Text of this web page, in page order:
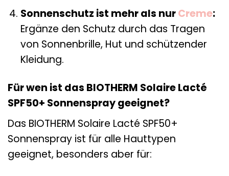
Sonnenschutz ist mehr als nurCreme:
Ergänze den Schutz durch das Tragen
von Sonnenbrille, Hut und schützender
Kleidung.
Für wen ist das BIOTHERM Solaire Lacté
SPF50+ Sonnenspray geeignet?
Das BIOTHERM Solaire Lacté SPF50+
Sonnenspray ist für alle Hauttypen
geeignet, besonders aber für: